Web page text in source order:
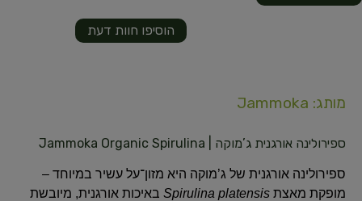
הוסיפו חוות דעת
מותג: Jammoka
ספירולינה אורגנית ג’מוקה | Jammoka Organic Spirulina
ספירולינה אורגנית של ג’מוקה היא מזון־על עשיר במיוחד –
מופקת מאצת Spirulina platensis באיכות אורגנית, מיובשת